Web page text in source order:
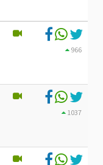
966
1037